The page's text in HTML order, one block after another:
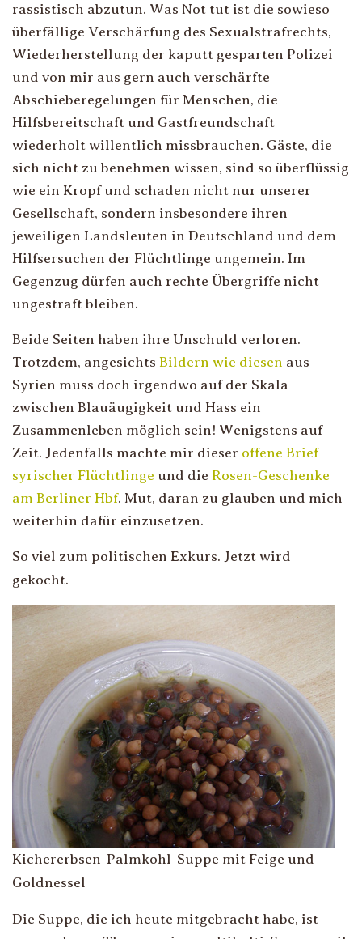
rassistisch abzutun. Was Not tut ist die sowieso
überfällige Verschärfung des Sexualstrafrechts,
Wiederherstellung der kaputt gesparten Polizei
und von mir aus gern auch verschärfte
Abschieberegelungen für Menschen, die
Hilfsbereitschaft und Gastfreundschaft
wiederholt willentlich missbrauchen. Gäste, die
sich nicht zu benehmen wissen, sind so überflüssig
wie ein Kropf und schaden nicht nur unserer
Gesellschaft, sondern insbesondere ihren
jeweiligen Landsleuten in Deutschland und dem
Hilfsersuchen der Flüchtlinge ungemein. Im
Gegenzug dürfen auch rechte Übergriffe nicht
ungestraft bleiben.
Beide Seiten haben ihre Unschuld verloren.
Trotzdem, angesichts Bildern wie diesen aus
Syrien muss doch irgendwo auf der Skala
zwischen Blauäugigkeit und Hass ein
Zusammenleben möglich sein! Wenigstens auf
Zeit. Jedenfalls machte mir dieser offene Brief
syrischer Flüchtlinge und die Rosen-Geschenke
am Berliner Hbf. Mut, daran zu glauben und mich
weiterhin dafür einzusetzen.
So viel zum politischen Exkurs. Jetzt wird
gekocht.
Kichererbsen-Palmkohl-Suppe mit Feige und
Goldnessel
Die Suppe, die ich heute mitgebracht habe, ist –